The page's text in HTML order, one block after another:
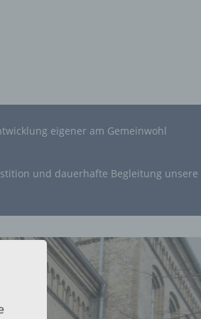
eigener am Gemeinwohl
und dauerhafte Begleitung unsere